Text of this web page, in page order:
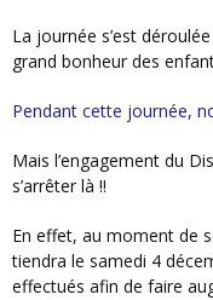
La journée s’est déroulée dans de bonnes conditions pour le plus
grand bonheur des
Pendant cette journée,
Mais l’engagement du District de Provence de Football ne va pas
s’arrêter là !!
En effet, au moment de son Assemblée Générale d’hiver qui se
tiendra le samedi 4
effectués afin de faire